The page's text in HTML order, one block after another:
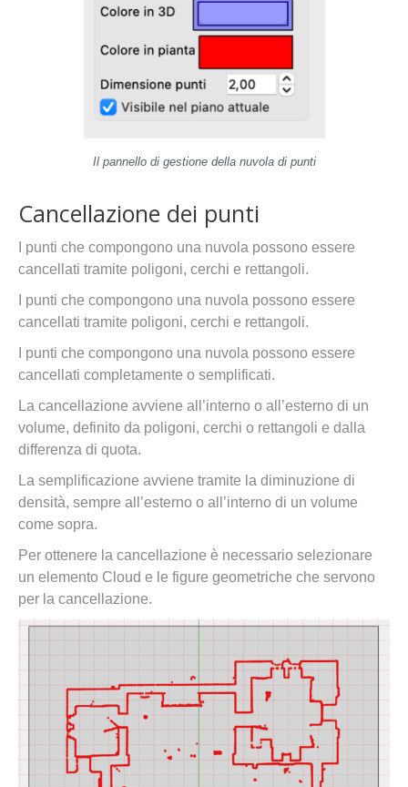
Il pannello di gestione della nuvola di punti
Cancellazione dei punti
I punti che compongono una nuvola possono essere
cancellati tramite poligoni, cerchi e rettangoli.
I punti che compongono una nuvola possono essere
cancellati tramite poligoni, cerchi e rettangoli.
I punti che compongono una nuvola possono essere
cancellati completamente o semplificati.
La cancellazione avviene all’interno o all’esterno di un
volume, definito da poligoni, cerchi o rettangoli e dalla
differenza di quota.
La semplificazione avviene tramite la diminuzione di
densità, sempre all’esterno o all’interno di un volume
come sopra.
Per ottenere la cancellazione è necessario selezionare
un elemento Cloud e le figure geometriche che servono
per la cancellazione.